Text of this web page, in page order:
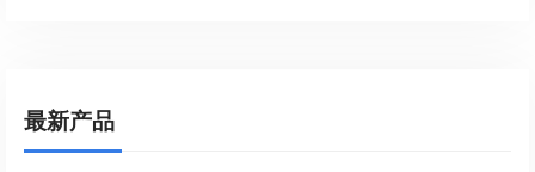
最新产品